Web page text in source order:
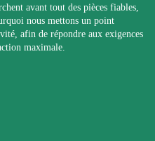
avant tout des pièces fiables,
nous mettons un point
afin de répondre aux exigences
maximale.